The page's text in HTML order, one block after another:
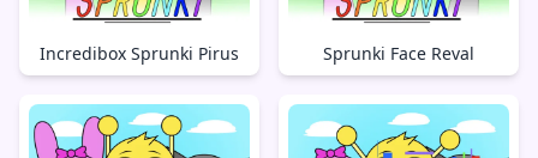
Incredibox Sprunki Pirus Sprunki Face Reval